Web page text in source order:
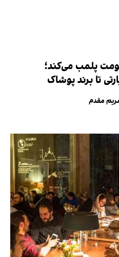
پلمب می‌کند؛
تا برند پوشاک
مقدم